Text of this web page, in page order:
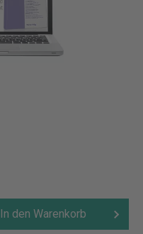
In den Warenkorb